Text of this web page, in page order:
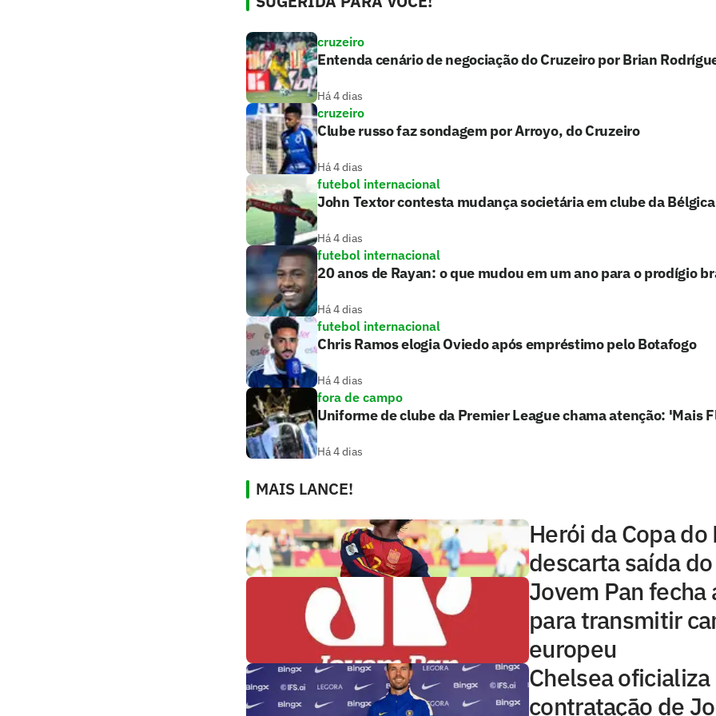
cruzeiro
Entenda cenário de negociação do Cruzeiro por Brian
Há 4 dias
cruzeiro
Clube russo faz sondagem por Arroyo, do Cruzeiro
Há 4 dias
futebol internacional
John Textor contesta mudança societária em clube da Bélgica
Há 4 dias
futebol internacional
20 anos de Rayan: o que mudou em um ano para o prodígio
Há 4 dias
futebol internacional
Chris Ramos elogia Oviedo após empréstimo pelo Botafogo
Há 4 dias
fora de campo
Uniforme de clube da Premier League chama atenção: 'Mais
Há 4 dias
MAIS LANCE!
Herói da Copa do
descarta saída
Jovem Pan fecha
para transmitir
europeu
Chelsea oficializa
contratação de